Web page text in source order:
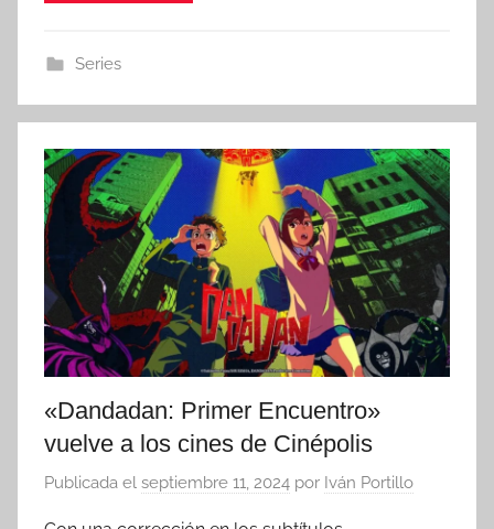
Series
«Dandadan: Primer Encuentro»
vuelve a los cines de Cinépolis
Publicada el septiembre 11, 2024 por Iván Portillo